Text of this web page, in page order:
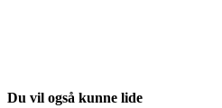
Du vil også kunne lide